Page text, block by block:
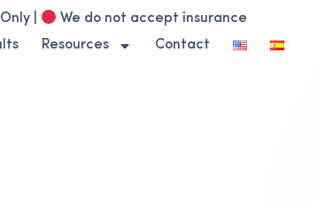
|
We do not accept insurance
Resources Contact